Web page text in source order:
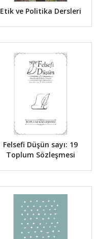
Etik ve Politika Dersleri
Felsefi Düşün sayı: 19
Toplum Sözleşmesi